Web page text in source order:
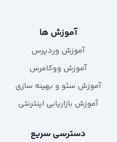
آموزش ها
آموزش وردپرس
آموزش ووکامرس
آموزش سئو و بهینه سازی
آموزش بازاریابی اینترنتی
دسترسی سریع